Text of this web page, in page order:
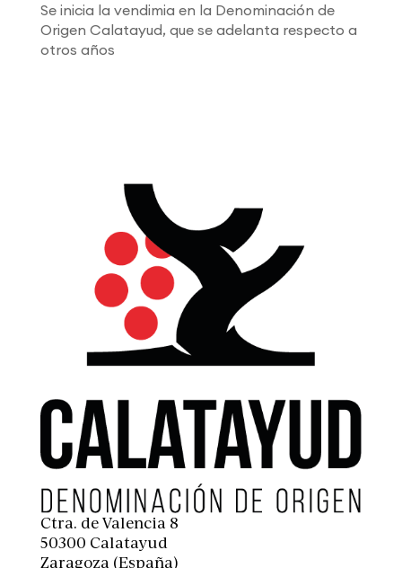
Se inicia la vendimia en la Denominación de
Origen Calatayud, que se adelanta respecto a
otros años
Ctra. de Valencia 8
50300 Calatayud
Zaragoza (España)